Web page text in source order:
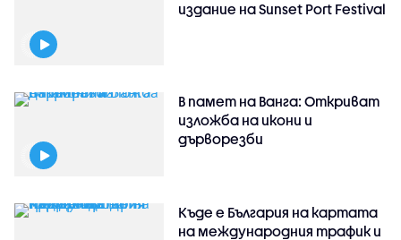
издание на Sunset Port Festival
В памет на Ванга: Откриват
изложба на икони и
дърворезби
Къде е България на картата
на международния трафик и